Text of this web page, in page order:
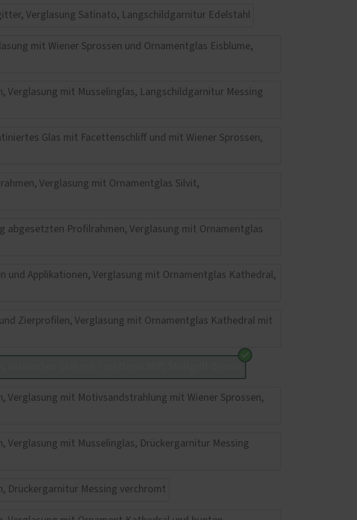
Laubengang 96 – das